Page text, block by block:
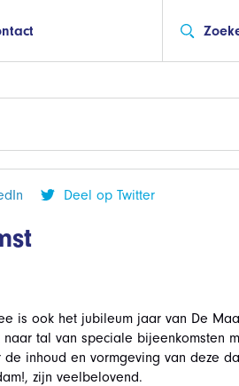
Deel op Twitter
is ook het jubileum jaar van De
tal van speciale bijeenkomsten
inhoud en vormgeving van deze
zijn veelbelovend.